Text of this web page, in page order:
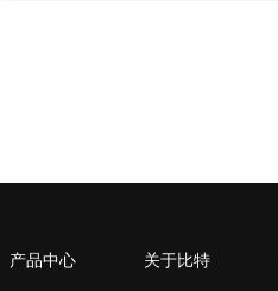
产品中心 关于比特